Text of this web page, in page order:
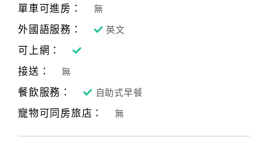
單車可進房：
無
外國語服務： 英文
可上網：
接送：
無
餐飲服務： 自助式早餐
寵物可同房旅店： 無